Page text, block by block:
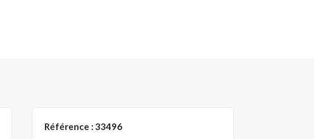
Référence : 33496